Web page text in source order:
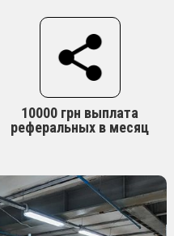
10000 грн выплата
реферальных в месяц